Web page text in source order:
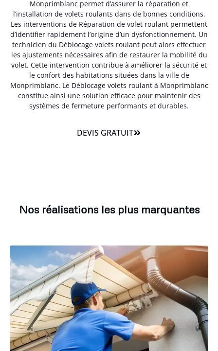
Monprimblanc permet d’assurer la réparation et
l’installation de volets roulants dans de bonnes conditions.
Les interventions de Réparation de volet roulant permettent
d’identifier rapidement l’origine d’un dysfonctionnement. Un
technicien du Déblocage volets roulant peut alors effectuer
les ajustements nécessaires afin de restaurer la mobilité du
volet. Cette intervention contribue à améliorer la sécurité et
le confort des habitations situées dans la ville de
Monprimblanc. Le Déblocage volets roulant à Monprimblanc
constitue ainsi une solution efficace pour maintenir des
systèmes de fermeture performants et durables.
DEVIS GRATUIT
Nos réalisations les plus marquantes